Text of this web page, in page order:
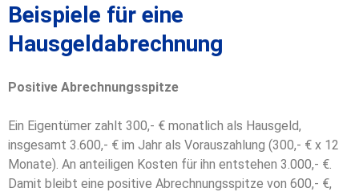
Beispiele für eine
Hausgeldabrechnung
Positive Abrechnungsspitze
Ein Eigentümer zahlt 300,- € monatlich als Hausgeld,
insgesamt 3.600,- € im Jahr als Vorauszahlung (300,- € x 12
Monate). An anteiligen Kosten für ihn entstehen 3.000,- €.
Damit bleibt eine positive Abrechnungsspitze von 600,- €,